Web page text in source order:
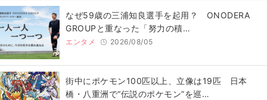
なぜ59歳の三浦知良選手を起用？ ONODERA
GROUPと重なった「努力の積…
エンタメ 2026/08/05
街中にポケモン100匹以上、立像は19匹 日本
橋・八重洲で“伝説のポケモン”を巡…